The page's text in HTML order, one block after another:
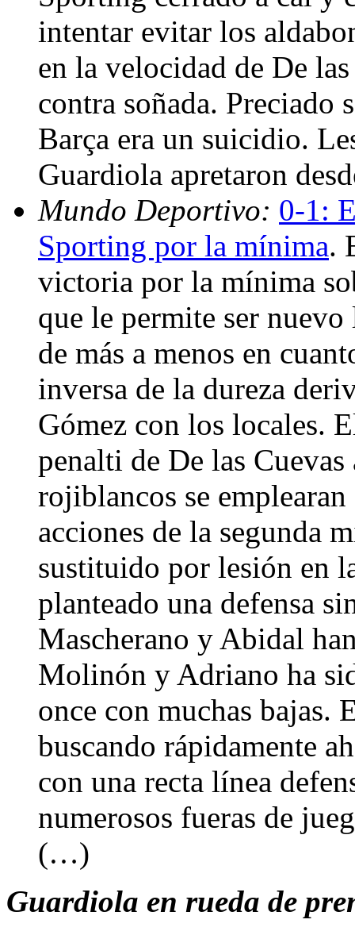
intentar evitar los
en la velocidad de De
contra soñada. Preciado
Barça era un suicidio.
Guardiola apretaron
Mundo Deportivo: 0-1:
Sporting por la mínima.
victoria por la mínima
que le permite ser
de más a menos en
inversa de la dureza
Gómez con los locales.
penalti de De las
rojiblancos se
acciones de la segunda
sustituido por lesión en
planteado una defensa
Mascherano y Abidal
Molinón y Adriano ha
once con muchas bajas.
buscando rápidamente
con una recta línea
numerosos fueras de
(…)
Guardiola en rueda de